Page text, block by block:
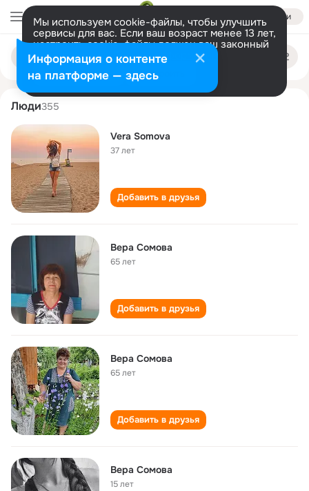
Войти
Мы используем cookie-файлы, чтобы улучшить
сервисы для вас. Если ваш возраст менее 13 лет,
настроить cookie-файлы должен ваш законный
представитель. Больше информации
Разрешить все Настроить
Поиск
людям
vera somova
Люди355
Vera Somova
37 лет
Добавить в друзья
Вера Сомова
65 лет
Добавить в друзья
Вера Сомова
65 лет
Добавить в друзья
Вера Сомова
15 лет
Информация о контенте
на платформе — здесь